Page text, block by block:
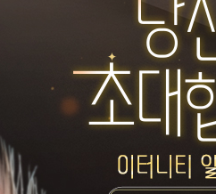
1
점핑권 여쭤볼게있습니다
2
소우 단천을 제자리 회피누르면 발동하